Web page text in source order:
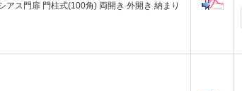
アス門扉 門柱式(100角) 両開き 外開き 納まり